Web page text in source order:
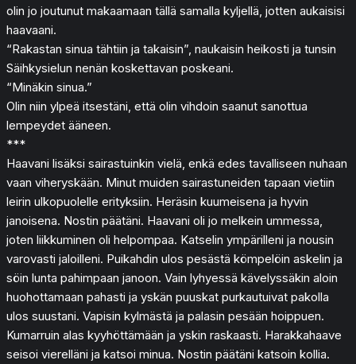
olin jo joutunut makaamaan tällä samalla kyljellä, jotten aukaisisi
haavaani.
“Rakastan sinua tähtiin ja takaisin”, naukaisin heikosti ja tunsin
Säihkysielun nenän koskettavan poskeani.
“Minäkin sinua.”
Olin niin ylpeä itsestäni, että olin vihdoin saanut sanottua
lempeydet ääneen.
***
Haavani lisäksi sairastuinkin vielä, enkä edes tavalliseen nuhaan
vaan viheryskään. Minut muiden sairastuneiden tapaan vietiin
leirin ulkopuolelle erityksiin. Heräsin kuumeisena ja hyvin
janoisena. Nostin päätäni. Haavani oli jo melkein ummessa,
joten liikkuminen oli helpompaa. Katselin ympärilleni ja nousin
varovasti jaloilleni. Puikahdin ulos pesästä kömpelöin askelin ja
söin lunta pahimpaan janoon. Vain lyhyessä kävelyssäkin aloin
huohottamaan pahasti ja yskän puuskat purkautuivat pakolla
ulos suustani. Vapisin kylmästä ja palasin pesään hoippuen.
Kumarruin alas kyyhöttämään ja yskin raskaasti. Harakkahaave
seisoi vierelläni ja katsoi minua. Nostin päätäni katsoin kollia.